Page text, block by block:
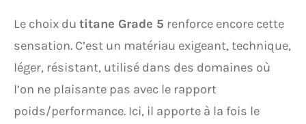
Le choix du titane Grade 5 renforce encore cette
sensation. C’est un matériau exigeant, technique,
léger, résistant, utilisé dans des domaines où
l’on ne plaisante pas avec le rapport
poids/performance. Ici, il apporte à la fois le